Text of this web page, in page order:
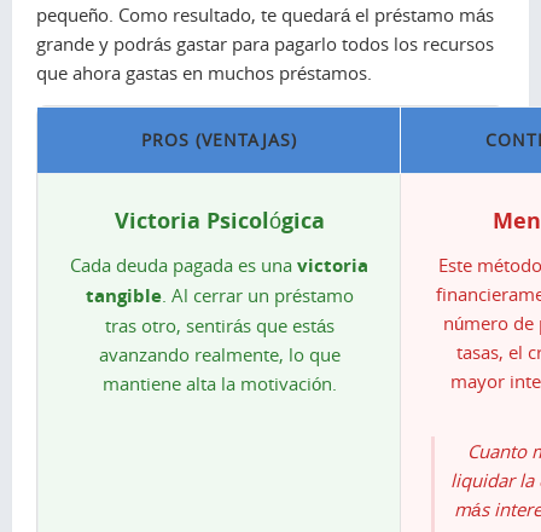
pequeño. Como resultado, te quedará el préstamo más
grande y podrás gastar para pagarlo todos los recursos
que ahora gastas en muchos préstamos.
PROS (VENTAJAS)
Victoria Psicológica
Cada deuda pagada es una victoria
tangible. Al cerrar un préstamo
tras otro, sentirás que estás
avanzando realmente, lo que
mantiene alta la motivación.
Este
número de
tasas, el
mayor
Cuanto
liquidar la
más